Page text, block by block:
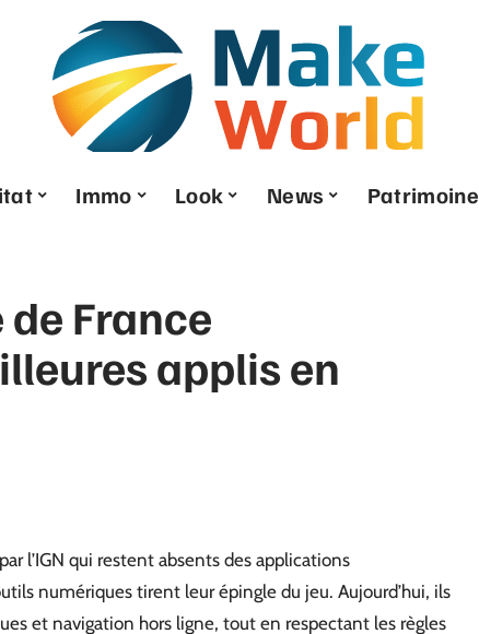
Immo Look News Patrimoine
France
applis en
l’IGN qui restent absents des applications
numériques tirent leur épingle du jeu. Aujourd’hui, ils
et navigation hors ligne, tout en respectant les règles